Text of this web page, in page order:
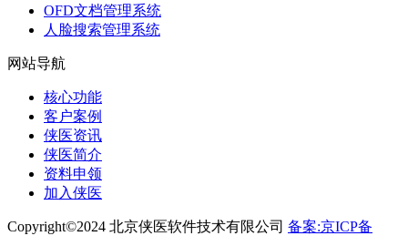
OFD文档管理系统
人脸搜索管理系统
网站导航
核心功能
客户案例
侠医资讯
侠医简介
资料申领
加入侠医
Copyright©2024 北京侠医软件技术有限公司 备案:京ICP备